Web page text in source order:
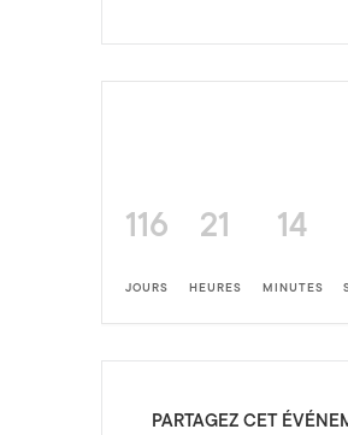
116
JOURS
21
HEURES
14
MINUTES
PARTAGEZ CET